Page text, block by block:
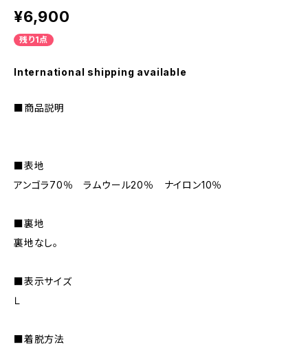
¥6,900
残り1点
International shipping available
■商品説明
■表地
アンゴラ70％ ラムウール20％ ナイロン10％
■裏地
裏地なし。
■表示サイズ
Ｌ
■着脱方法